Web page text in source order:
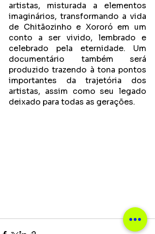
artistas, misturada a elementos
imaginários, transformando a vida
de Chitãozinho e Xororó em um
conto a ser vivido, lembrado e
celebrado pela eternidade. Um
documentário também será
produzido trazendo à tona pontos
importantes da trajetória dos
artistas, assim como seu legado
deixado para todas as gerações.